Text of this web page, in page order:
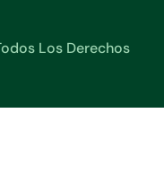
Los Derechos